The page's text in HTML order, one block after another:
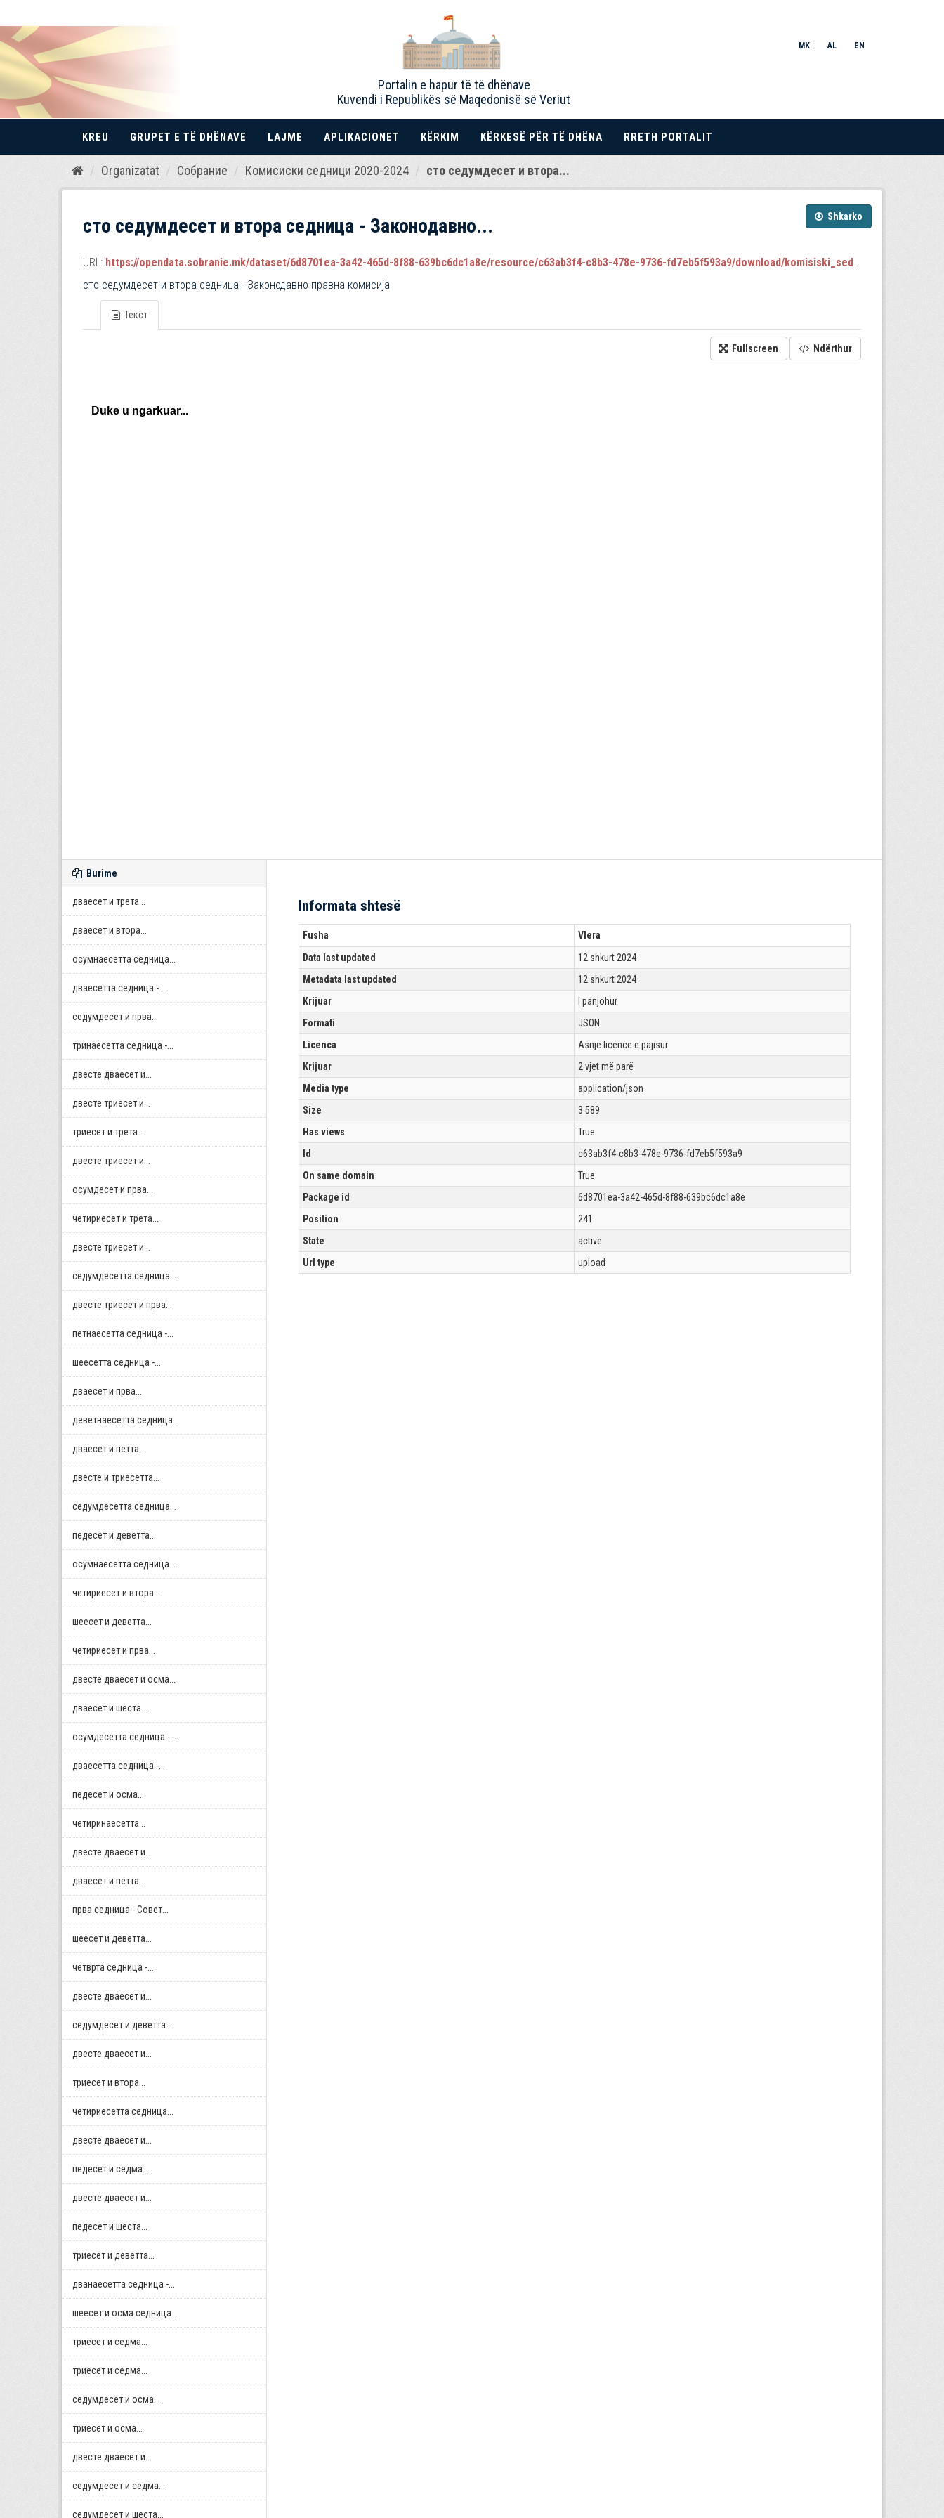
Kalo
Portalin e hapur të të dhënave
Kuvendi i Republikës së Maqedonisë së Veriut
MK AL EN
KREU GRUPET E TË DHËNAVE LAJME APLIKACIONET KËRKIM KËRKESË PËR TË DHËNA RRETH PORTALIT
Organizatat Собрание Комисиски седници 2020-2024 сто седумдесет и втора...
Shkarko
сто седумдесет и втора седница - Законодавно...
URL: https://opendata.sobranie.mk/dataset/6d8701ea-3a42-465d-8f88-639bc6dc1a8e/resource/c63ab3f4-c8b3-478e-9736-fd7eb5f593a9/download/komisiski_sednici.json
сто седумдесет и втора седница - Законодавно правна комисија
Текст
Fullscreen Ndërthur
Burime
дваесет и трета...
дваесет и втора...
осумнaесетта седница...
дваесетта седница -...
седумдесет и прва...
тринаесетта седница -...
двестe дваесет и...
двестe триесет и...
триесет и трета...
двестe триесет и...
осумдесет и прва...
четириесет и трета...
двестe триесет и...
седумдесетта седница...
двестe триесет и прва...
петнаесетта седница -...
шеесетта седница -...
дваесет и прва...
деветнаесетта седница...
дваесет и петта...
двестe и триесетта...
седумдесетта седница...
педесет и деветта...
осумнaесетта седница...
четириесет и втора...
шеесет и деветта...
четириесет и прва...
двестe дваесет и осма...
дваесет и шеста...
осумдесетта седница -...
дваесетта седница -...
педесет и осма...
четиринаесетта...
двестe дваесет и...
дваесет и петта...
прва седница - Совет...
шеесет и деветта...
четврта седница -...
двестe дваесет и...
седумдесет и деветта...
двестe дваесет и...
триесет и втора...
четириесетта седница...
двестe дваесет и...
педесет и седма...
двестe дваесет и...
педесет и шеста...
триесет и деветта...
дванаесетта седница -...
шеесет и осма седница...
триесет и седма...
триесет и седма...
седумдесет и осма...
триесет и осма...
двестe дваесет и...
седумдесет и седма...
седумдесет и шеста...
Informata shtesë
Fusha
Vlera
Data last updated
12 shkurt 2024
Metadata last updated
12 shkurt 2024
Krijuar
I panjohur
Formati
JSON
Licenca
Asnjë licencë e pajisur
Krijuar
2 vjet më parë
Media type
application/json
Size
3 589
Has views
True
Id
c63ab3f4-c8b3-478e-9736-fd7eb5f593a9
On same domain
True
Package id
6d8701ea-3a42-465d-8f88-639bc6dc1a8e
Position
241
State
active
Url type
upload